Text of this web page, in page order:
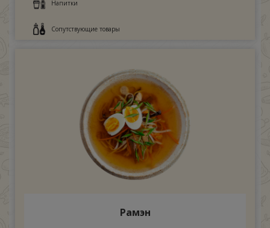
Напитки
Сопутствующие товары
Рамэн